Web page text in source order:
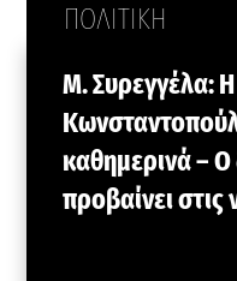
ΠΟΛΙΤΙΚΗ
Μ. Συρεγγέλα:
καθημερινά –
προβαίνει στις